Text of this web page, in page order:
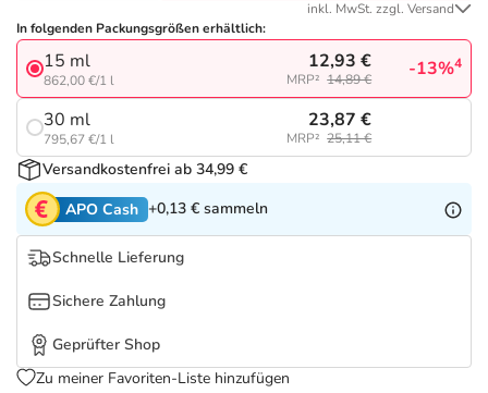
Tierapotheke
Vitamine & Mineralstoffe
Marken
Salus Deals
inkl. MwSt. zzgl. Versand
In folgenden Packungsgrößen erhältlich:
15 ml
862,00 €/1 l
12,93 €
MRP² 14,89 € -13%4
30 ml
795,67 €/1 l
23,87 €
MRP² 25,11 €
Versandkostenfrei ab 34,99 €
APO Cash +0,13 € sammeln
Schnelle Lieferung
Sichere Zahlung
Geprüfter Shop
Zu meiner Favoriten-Liste hinzufügen